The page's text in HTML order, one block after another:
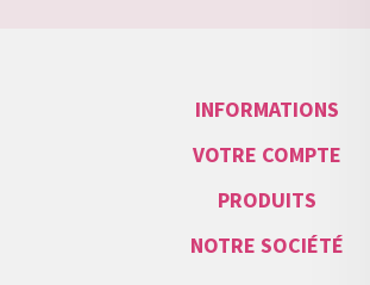
INFORMATIONS
VOTRE COMPTE
PRODUITS
NOTRE SOCIÉTÉ